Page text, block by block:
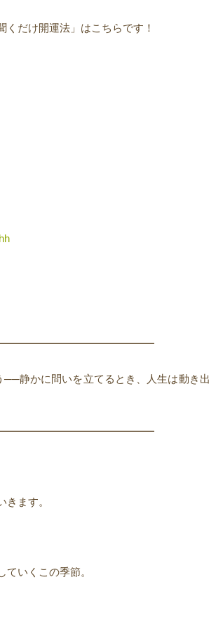
だけ開運法」はこちらです！
静かに問いを立てるとき、人生は動き出
ます。
いくこの季節。